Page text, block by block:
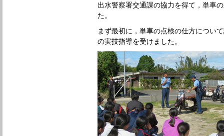
出水警察署交通課の協力を得て，単車
た。
まず最初に，単車の点検の仕方につい
の実技指導を受けました。